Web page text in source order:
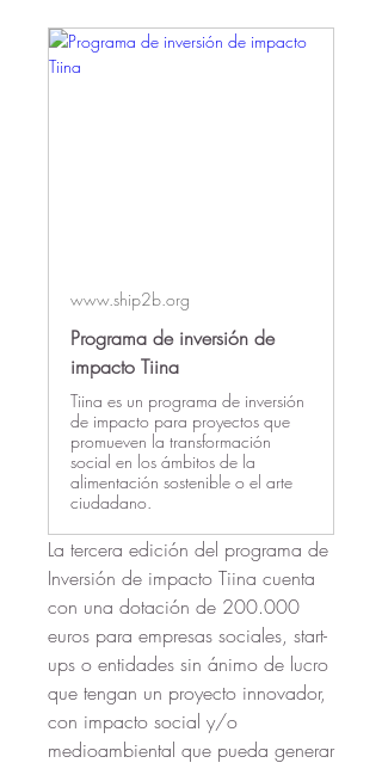
www.ship2b.org
Programa de inversión de
impacto Tiina
Tiina es un programa de inversión
de impacto para proyectos que
promueven la transformación
social en los ámbitos de la
alimentación sostenible o el arte
ciudadano.
La tercera edición del programa de
Inversión de impacto Tiina cuenta
con una dotación de 200.000
euros para empresas sociales, start-
ups o entidades sin ánimo de lucro
que tengan un proyecto innovador,
con impacto social y/o
medioambiental que pueda generar